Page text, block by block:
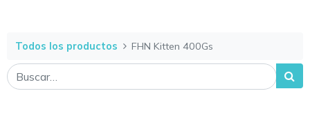
Todos los productos FHN Kitten 400Gs